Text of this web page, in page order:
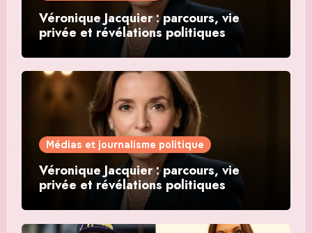
Véronique Jacquier : parcours, vie
privée et révélations politiques
Médias et journalisme politique
Véronique Jacquier : parcours, vie
privée et révélations politiques